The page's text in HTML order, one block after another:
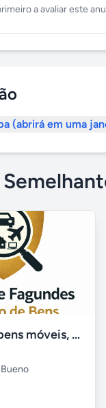
a avaliar este
(abrirá em uma
Avaliação de bens móveis, Avaliação patrimônial